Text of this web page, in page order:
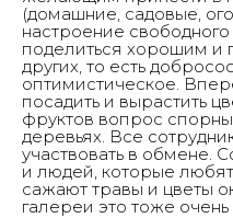
(домашние, садовые,
настроение
поделиться хорошим и
других, то есть
оптимистическое.
посадить и вырастить
фруктов вопрос
деревьях. Все
участвовать в обмене.
и людей, которые
сажают травы и цветы
галереи это тоже